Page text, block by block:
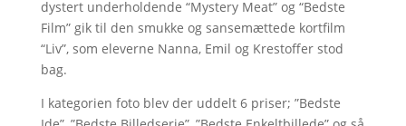
dystert underholdende “Mystery Meat” og “Bedste
Film” gik til den smukke og sansemættede kortfilm
“Liv”, som eleverne Nanna, Emil og Krestoffer stod
bag.
I kategorien foto blev der uddelt 6 priser; ”Bedste